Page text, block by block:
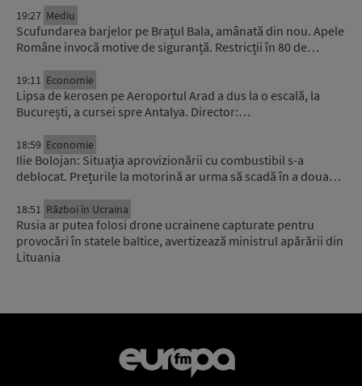
19:27 Mediu
Scufundarea barjelor pe Brațul Bala, amânată din nou. Apele
Române invocă motive de siguranță. Restricții în 80 de…
19:11 Economie
Lipsa de kerosen pe Aeroportul Arad a dus la o escală, la
București, a cursei spre Antalya. Director:…
18:59 Economie
Ilie Bolojan: Situaţia aprovizionării cu combustibil s-a
deblocat. Prețurile la motorină ar urma să scadă în a doua…
18:51 Război în Ucraina
Rusia ar putea folosi drone ucrainene capturate pentru
provocări în statele baltice, avertizează ministrul apărării din
Lituania